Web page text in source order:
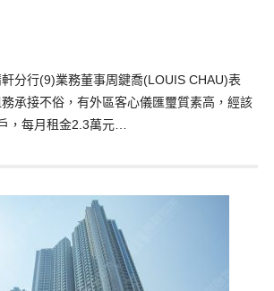
分行(9)業務董事周鍵喬(LOUIS CHAU)表
承接不俗，有外區客心儀匯璽質素高，經該
，每月租金2.3萬元…